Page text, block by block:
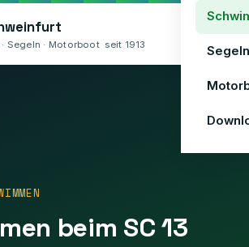
Segeln · Motorboot seit 1913 Segeln
beim SC 13